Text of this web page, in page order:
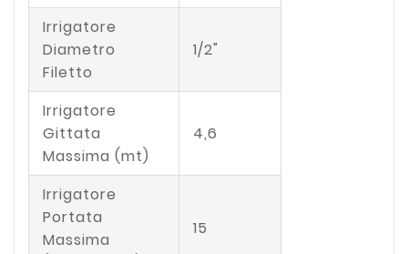
Irrigatore
Diametro
Filetto
1/2"
Irrigatore
Gittata
Massima (mt)
4,6
Irrigatore
Portata
Massima
15